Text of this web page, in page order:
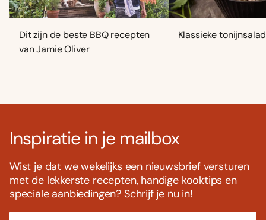
Dit zijn de beste BBQ recepten
van Jamie Oliver
Klassieke
Inspiratie in je mailbox
Wist je dat we wekelijks een nieuwsbrief versturen
met de lekkerste recepten, handige kooktips en
speciale aanbiedingen? Schrijf je nu in!